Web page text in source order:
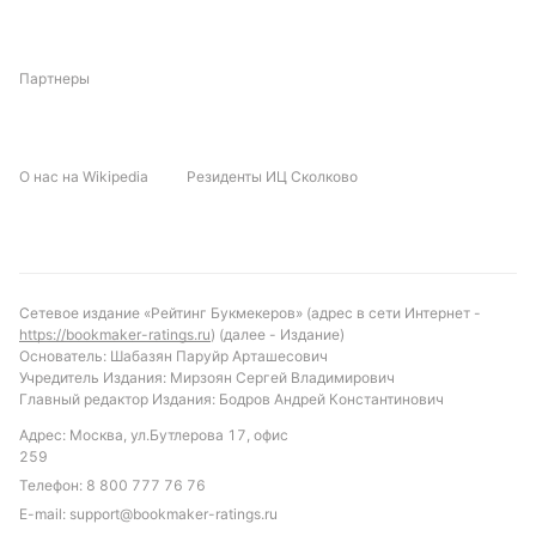
статистику, можно предположить, что матч
команды имеют потенциал для забивания,
несмотря на свои проблемы в защите. Это может
стать интересным вариантом для тех, кто следит
за матчем и хочет добавить элемент интриги в
Обновлено:
Партнеры
О нас на Wikipedia Резиденты ИЦ Сколково
Сетевое издание «Рейтинг Букмекеров» (адрес в сети Интернет -
https://bookmaker-ratings.ru) (далее - Издание)
Основатель: Шабазян Паруйр Арташесович
Учредитель Издания: Мирзоян Сергей Владимирович
Главный редактор Издания: Бодров Андрей Константинович
Адрес: Москва, ул.Бутлерова 17, офис
259
Телефон: 8 800 777 76 76
E-mail: support@bookmaker-ratings.ru